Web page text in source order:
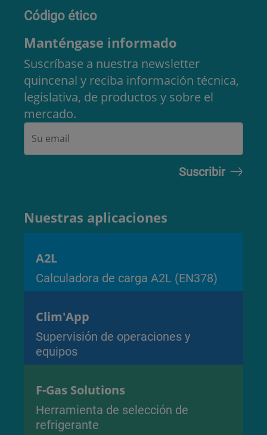
Código ético
Manténgase informado
Suscríbase a nuestra newsletter
quincenal y reciba información técnica,
legislativa, de productos y sobre el
mercado.
Nuestras aplicaciones
A2L
Calculadora de carga A2L (EN378)
Clim'App
Supervisión de operaciones y
equipos
F-Gas Solutions
Herramienta de selección de
refrigerante